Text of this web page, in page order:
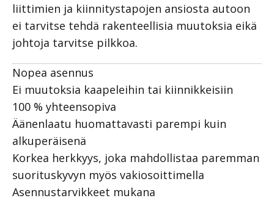
liittimien ja kiinnitystapojen ansiosta autoon
ei tarvitse tehdä rakenteellisia muutoksia eikä
johtoja tarvitse pilkkoa.
Nopea asennus
Ei muutoksia kaapeleihin tai kiinnikkeisiin
100 % yhteensopiva
Äänenlaatu huomattavasti parempi kuin
alkuperäisenä
Korkea herkkyys, joka mahdollistaa paremman
suorituskyvyn myös vakiosoittimella
Asennustarvikkeet mukana